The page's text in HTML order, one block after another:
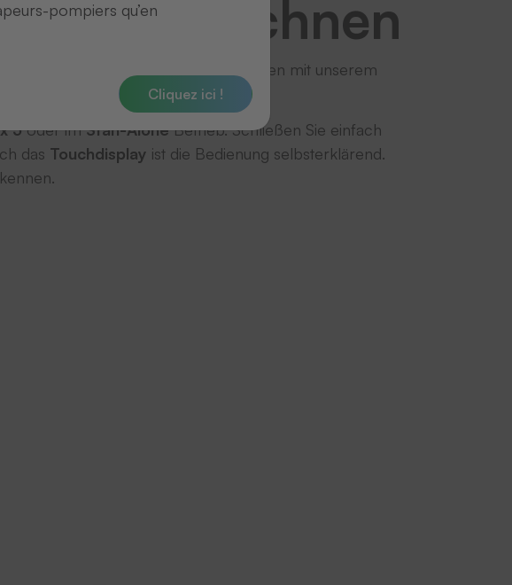
kennzeichnen
Ihnen einfaches kennzeichnen mit unserem
5oder imStan-AloneBetrieb. Schließen Sie einfach
das Touchdisplay ist die Bedienung selbsterklärend.
pompiers qu’en
Cliquez ici !